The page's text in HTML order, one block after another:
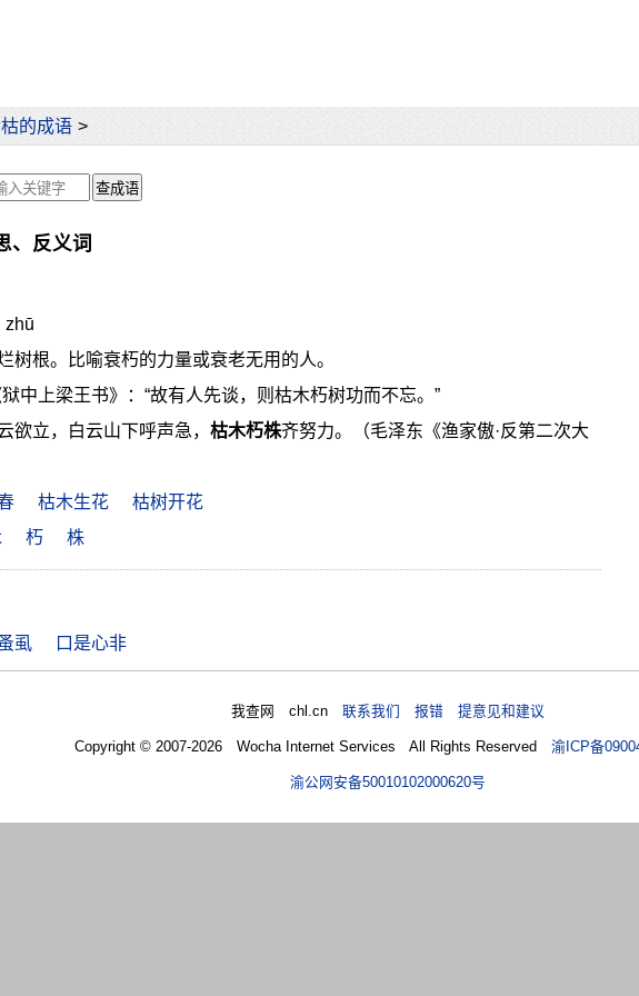
的成语 >
、反义词
zhū
树根。比喻衰朽的力量或衰老无用的人。
中上梁王书》：“故有人先谈，则枯木朽树功而不忘。”
欲立，白云山下呼声急， 枯木朽株齐努力。（毛泽东《渔家傲·反第二次大
枯木生花
枯树开花
朽 株
虱 口是心非
我查网 chl.cn联系我们 报错 提意见和建议
Copyright © 2007-2026 Wocha Internet Services All Rights Reserved渝ICP备
渝公网安备50010102000620号